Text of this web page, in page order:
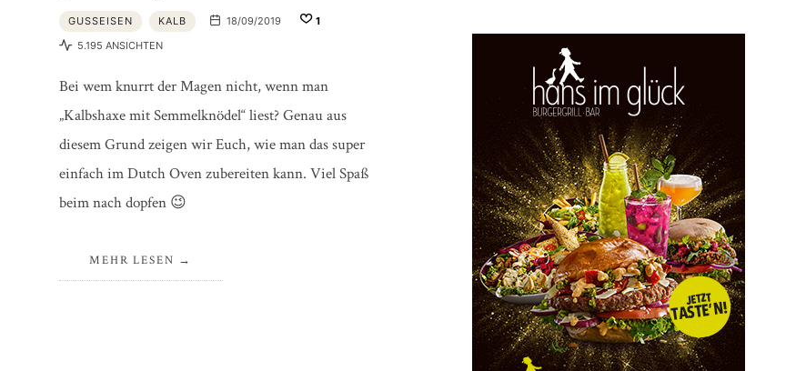
GUSSEISEN KALB 18/09/2019
1
5.195 ANSICHTEN
Bei wem knurrt der Magen nicht, wenn man
„Kalbshaxe mit Semmelknödel“ liest? Genau aus
diesem Grund zeigen wir Euch, wie man das super
einfach im Dutch Oven zubereiten kann. Viel Spaß
beim nach dopfen 😉
MEHR LESEN